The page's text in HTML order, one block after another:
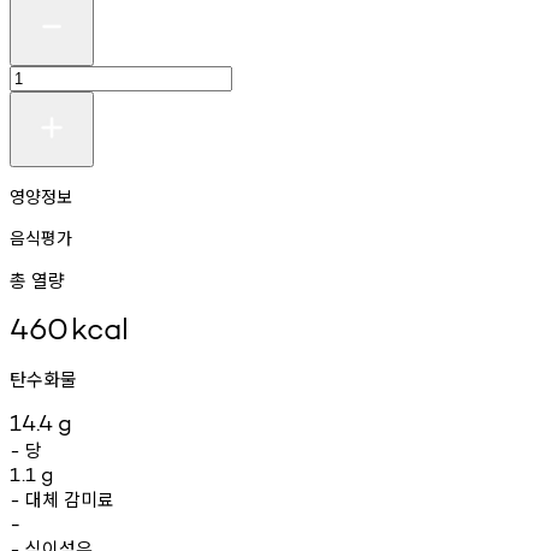
영양정보
음식평가
총 열량
460kcal
탄수화물
14.4 g
- 당
1.1 g
- 대체 감미료
-